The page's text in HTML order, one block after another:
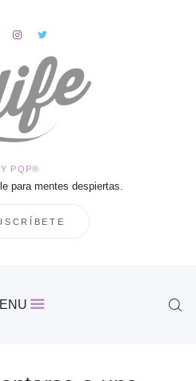
PQP®
para mentes despiertas.